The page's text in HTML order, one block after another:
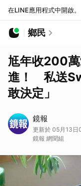
在LINE應用程式中開啟。
鄉民
尪年收200
進！ 私送
敢決定」
鏡報
更新於 05月13日
鏡報 網聞組